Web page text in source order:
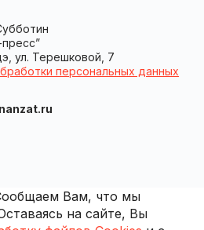
ул. Терешковой, 7
персональных данных
nanzat.ru
Вам, что мы
на сайте, Вы